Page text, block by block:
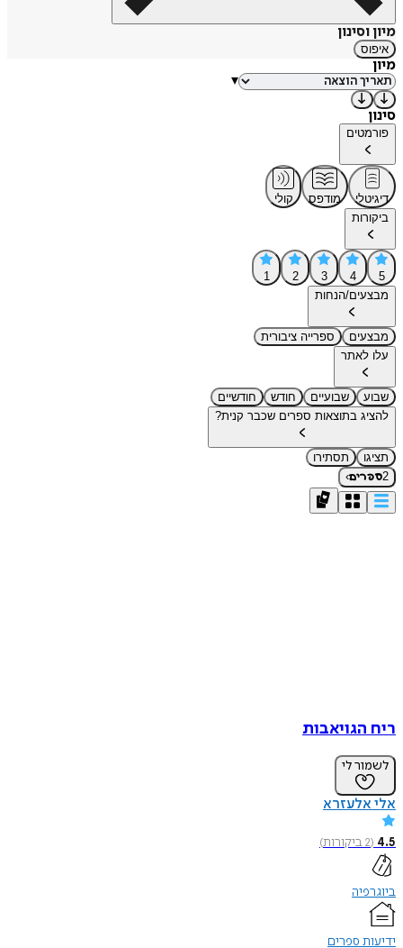
מיון וסינון
איפוס
מיון
▾
סינון
פורמטים
דיגיטלי מודפס
קולי
ביקורות
5
4
3
2
1
מבצעים/הנחות
מבצעים
ספרייה ציבורית
עלו לאתר
שבוע שבועיים חודש
חודשיים
להציג בתוצאות ספרים שכבר קנית?
תציגו
תסתירו
2ספרים›
ריח הגויאבות
לשמור לי
אלי אלעזרא
4.5
(
2ביקורות)
ביוגרפיה
ידיעות ספרים